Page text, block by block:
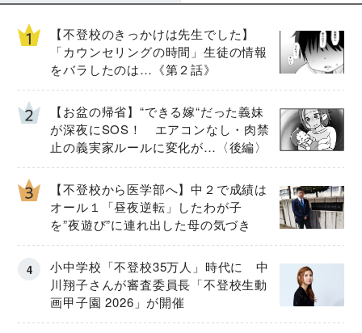
【不登校のきっかけは先生でした】
「カウンセリングの時間」生徒の情報
をバラしたのは…《第２話》
【お盆の帰省】“できる嫁“だった義妹
が深夜にSOS！ エアコンなし・肉禁
止の義実家ルールに変化が…〈後編〉
【不登校から医学部へ】中２で成績は
オール１「昼夜逆転」したわが子
を”夜遊び”に連れ出した母の気づき
小中学校「不登校35万人」時代に 中
川翔子さんが審査委員長「不登校生動
画甲子園 2026」が開催